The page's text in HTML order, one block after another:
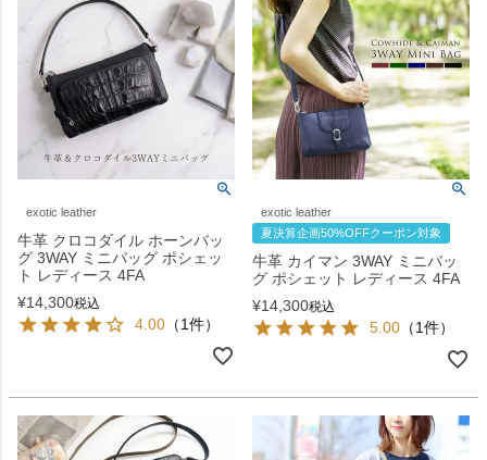
exotic leather
牛革 クロコダイル ホーンバッ
グ 3WAY ミニバッグ ポシェッ
ト レディース 4FA
¥14,300税込
4.00 （1件）
exotic leather
夏決算企画50%OFFクーポン対象
牛革 カイマン 3WAY ミニバッ
グ ポシェット レディース 4FA
¥14,300税込
5.00 （1件）